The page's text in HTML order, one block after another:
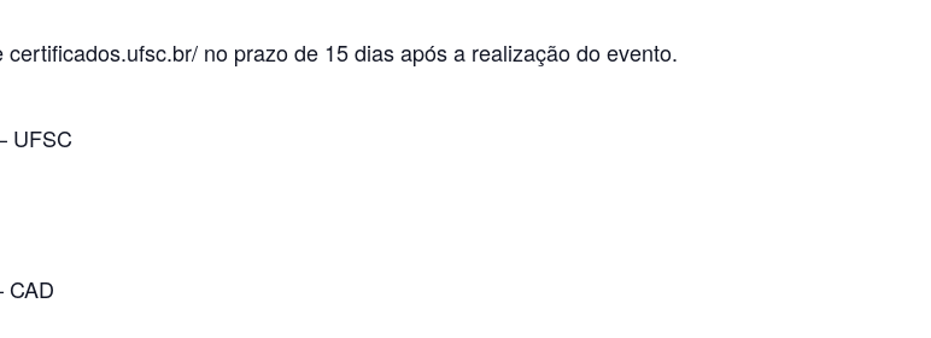
no prazo de 15 dias após a realização do evento.
UFSC
CAD